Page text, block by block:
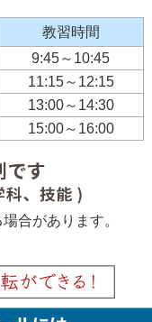
教習時間
9:45～10:45
11:15～12:15
13:00～14:30
15:00～16:00
合があります。